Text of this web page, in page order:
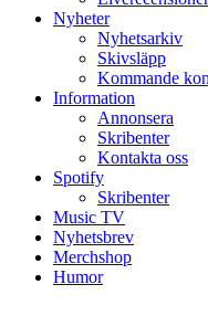
Nyheter
Nyhetsarkiv
Skivsläpp
Kommande
Information
Annonsera
Skribenter
Kontakta oss
Spotify
Skribenter
Music TV
Nyhetsbrev
Merchshop
Humor